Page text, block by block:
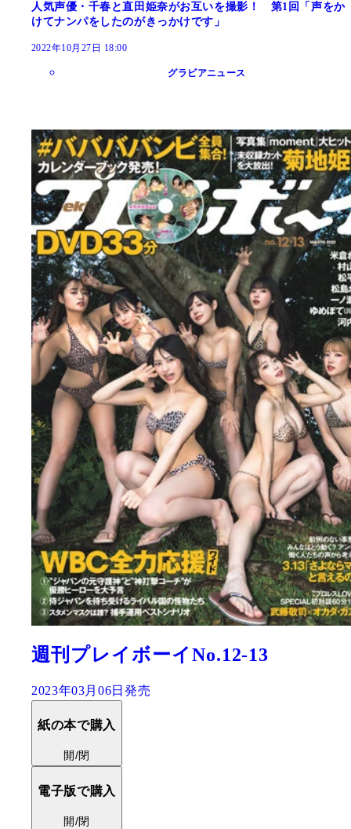
人気声優・千春と直田姫奈がお互いを撮影！ 第1回「声をか
けてナンパをしたのがきっかけです」
2022年10月27日 18:00
グラビアニュース
週刊プレイボーイNo.12-13
2023年03月06日発売
紙の本で購入
開/閉
電子版で購入
開/閉